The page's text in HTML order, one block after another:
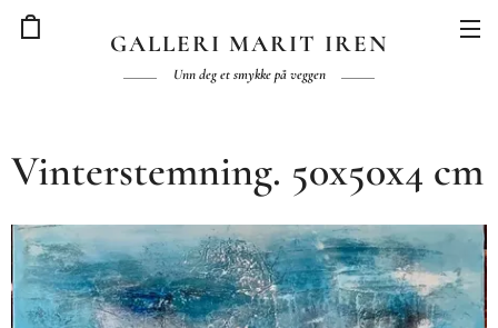
GALLERI MARIT IREN
Unn deg et smykke på veggen
Vinterstemning. 50x50x4 cm